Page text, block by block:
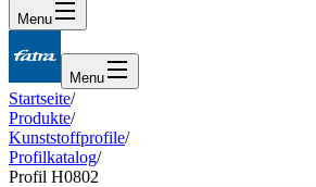
Menu
Menu
Startseite/
Produkte/
Kunststoffprofile/
Profilkatalog/
Profil H0802